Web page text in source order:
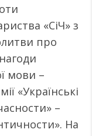
«СіЧ» з
про
мови –
«Українські
–
На